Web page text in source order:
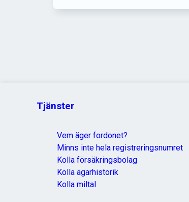
Tjänster
Vem äger fordonet?
Minns inte hela registreringsnumret
Kolla försäkringsbolag
Kolla ägarhistorik
Kolla miltal